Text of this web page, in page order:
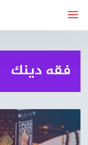
فقه دينك